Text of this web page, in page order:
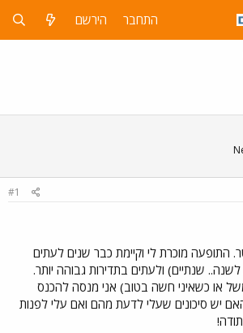
התחבר הירשם
#1
התופעה מוכרת לי וקיימת כבר שנים לעתים
שנתיים) ולעתים בתדירות גבוהה יותר.
או כשאיני חשה בטוב) אני מנסה להכנס
יש סיכונים שעלי לדעת מהם ואם עלי לפנות